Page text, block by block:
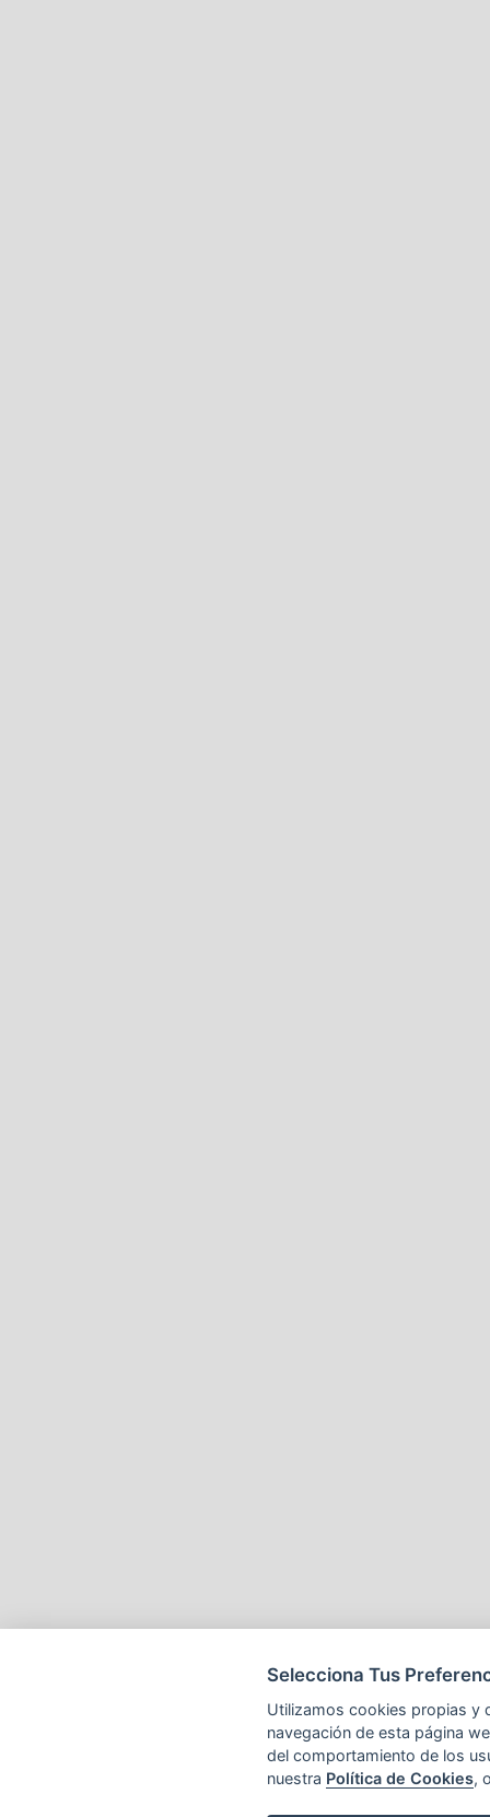
Selecciona Tus
Utilizamos cookies propias y
navegación de esta página
del comportamiento de los
nuestra Política de Cookies,